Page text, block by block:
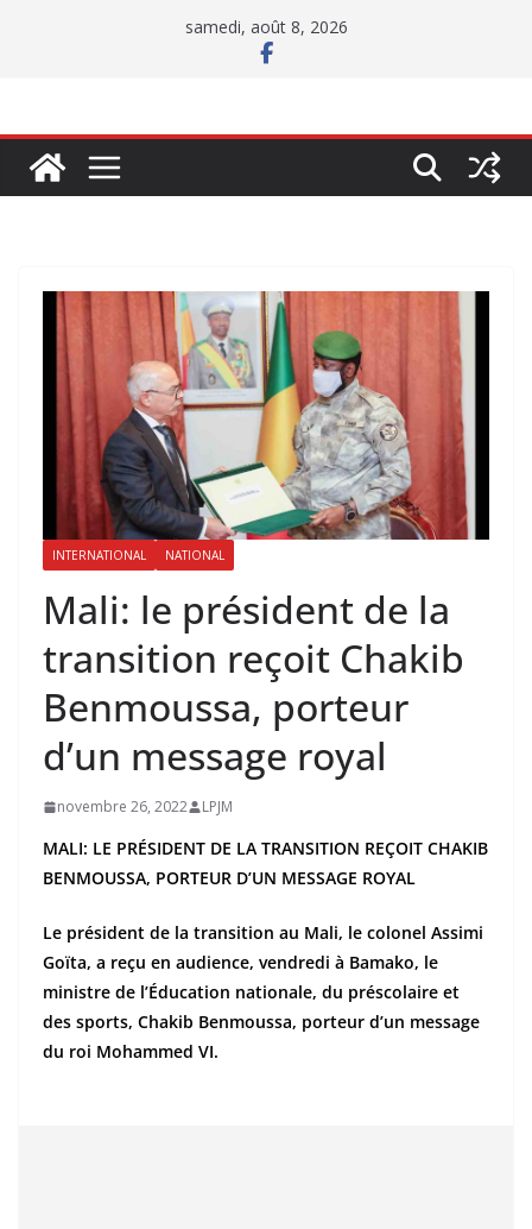
samedi, août 8, 2026
INTERNATIONAL NATIONAL
Mali: le président de la
transition reçoit Chakib
Benmoussa, porteur
d’un message royal
novembre 26, 2022 LPJM
MALI: LE PRÉSIDENT DE LA TRANSITION REÇOIT CHAKIB
BENMOUSSA, PORTEUR D’UN MESSAGE ROYAL
Le président de la transition au Mali, le colonel Assimi
Goïta, a reçu en audience, vendredi à Bamako, le
ministre de l’Éducation nationale, du préscolaire et
des sports, Chakib Benmoussa, porteur d’un message
du roi Mohammed VI.